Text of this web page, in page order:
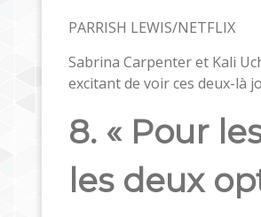
PARRISH LEWIS/NETFLIX
Sabrina Carpenter et Kali
excitant de voir ces deux-là
8. « Pour
les deux